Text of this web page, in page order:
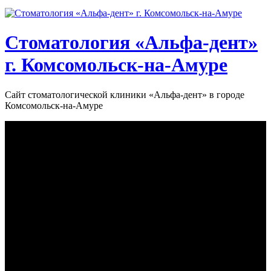
Стоматология «‎Альфа-дент»‎
г. Комсомольск-на-Амуре
Сайт стоматологической клиники «‎Альфа-дент» в городе
Комсомольск-на-Амуре